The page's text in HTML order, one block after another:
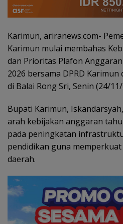
Karimun, ariranews.com-
Karimun mulai membahas
dan Prioritas Plafon Anggaran
2026 bersama DPRD
di Balai Rong Sri, Senin (24/
Bupati Karimun,
arah kebijakan anggaran
pada peningkatan
pendidikan guna
daerah.